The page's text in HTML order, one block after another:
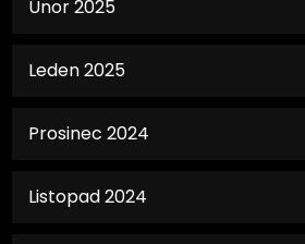
Únor 2025
Leden 2025
Prosinec 2024
Listopad 2024